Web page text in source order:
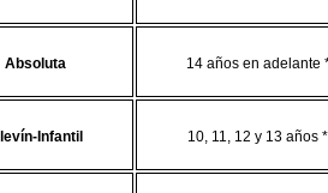
Absoluta 14 años en adelante
Infantil 10, 11, 12 y 13 años *